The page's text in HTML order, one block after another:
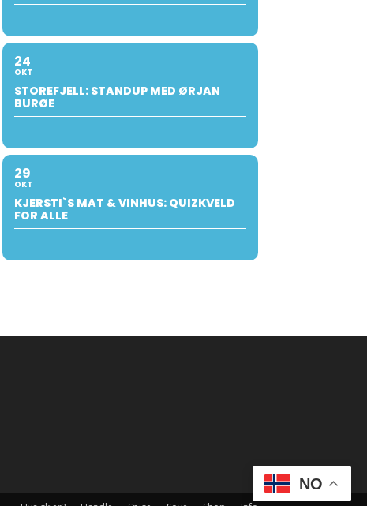
24
OKT
STOREFJELL: STANDUP MED ØRJAN
BURØE
29
OKT
KJERSTI`S MAT & VINHUS: QUIZKVELD
FOR ALLE
NO